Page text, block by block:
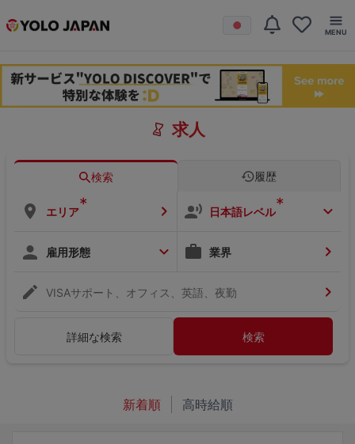
求人
検索 履歴
エリア* 日本語レベル*
雇用形態 業界
VISAサポート、オフィス、英語、夜勤
詳細な検索 検索
新着順 高時給順